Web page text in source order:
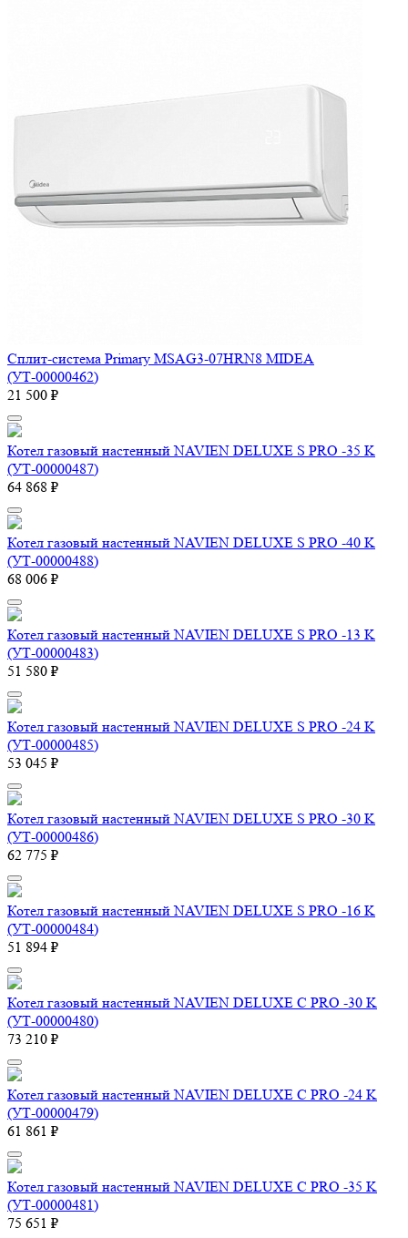
Сплит-система Primary MSAG3-07HRN8 MIDEA
(УТ-00000462)
21 500 ₽
Котел газовый настенный NAVIEN DELUXE S PRO -35 K
(УТ-00000487)
64 868 ₽
Котел газовый настенный NAVIEN DELUXE S PRO -40 K
(УТ-00000488)
68 006 ₽
Котел газовый настенный NAVIEN DELUXE S PRO -13 K
(УТ-00000483)
51 580 ₽
Котел газовый настенный NAVIEN DELUXE S PRO -24 K
(УТ-00000485)
53 045 ₽
Котел газовый настенный NAVIEN DELUXE S PRO -30 K
(УТ-00000486)
62 775 ₽
Котел газовый настенный NAVIEN DELUXE S PRO -16 K
(УТ-00000484)
51 894 ₽
Котел газовый настенный NAVIEN DELUXE С PRO -30 K
(УТ-00000480)
73 210 ₽
Котел газовый настенный NAVIEN DELUXE С PRO -24 K
(УТ-00000479)
61 861 ₽
Котел газовый настенный NAVIEN DELUXE С PRO -35 K
(УТ-00000481)
75 651 ₽